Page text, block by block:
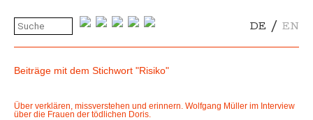
DE / EN
Beiträge mit dem Stichwort "Risiko"
Über verklären, missverstehen und erinnern. Wolfgang Müller im Interview
über die Frauen der tödlichen Doris.